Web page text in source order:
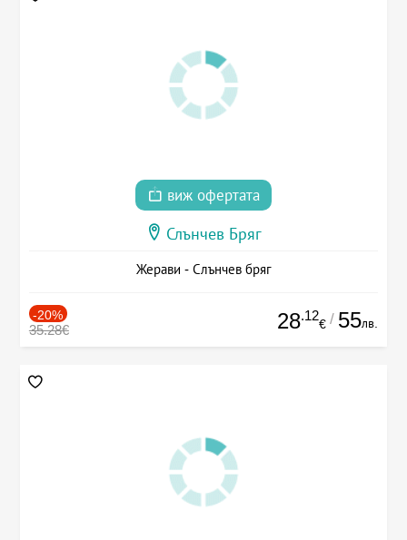
виж офертата
Слънчев Бряг
Жерави - Слънчев бряг
-20%
35.28€ 28.12
€ / 55лв.